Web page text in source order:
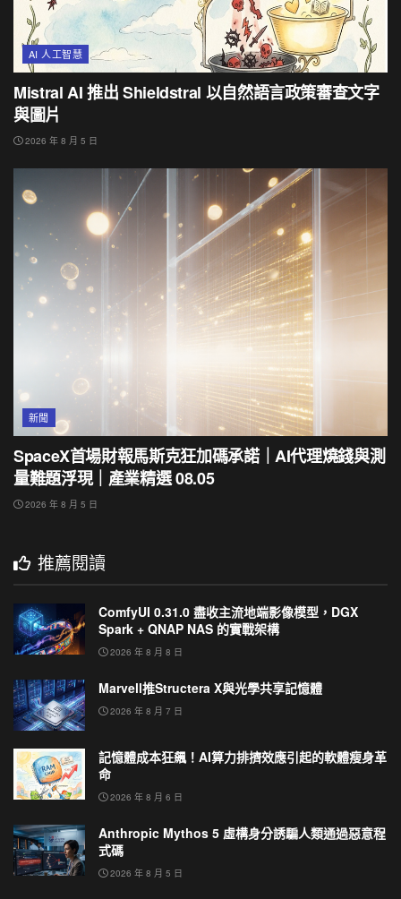
AI 人工智慧
Mistral AI 推出 Shieldstral 以自然語言政策審查文字
與圖片
2026 年 8 月 5 日
新聞
SpaceX首場財報馬斯克狂加碼承諾｜AI代理燒錢與測
量難題浮現｜產業精選 08.05
2026 年 8 月 5 日
推薦閱讀
ComfyUI 0.31.0 盡收主流地端影像模型，DGX
Spark + QNAP NAS 的實戰架構
2026 年 8 月 8 日
Marvell推Structera X與光學共享記憶體
2026 年 8 月 7 日
記憶體成本狂飆！AI算力排擠效應引起的軟體瘦身革
命
2026 年 8 月 6 日
Anthropic Mythos 5 虛構身分誘騙人類通過惡意程
式碼
2026 年 8 月 5 日